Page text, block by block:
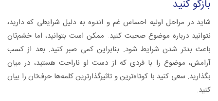
بازگو کنید
شاید در مراحل اولیه احساس غم و اندوه به دلیل شرایطی که دارید،
نتوانید درباره موضوع صحبت کنید. ممکن است بتوانید، اما خشم‌تان
باعث بدتر شدن شرایط شود. بنابراین کمی صبر کنید. بعد از کسب
آرامش، موضوع را با فردی که از دست او ناراحت هستید، در میان
بگذارید. سعی کنید با کوتاه‌ترین و تاثیرگذارترین کلمه‌ها حرف‌تان را بیان
کنید.